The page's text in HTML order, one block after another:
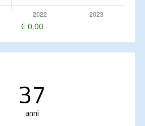
€ 0,00
37
anni